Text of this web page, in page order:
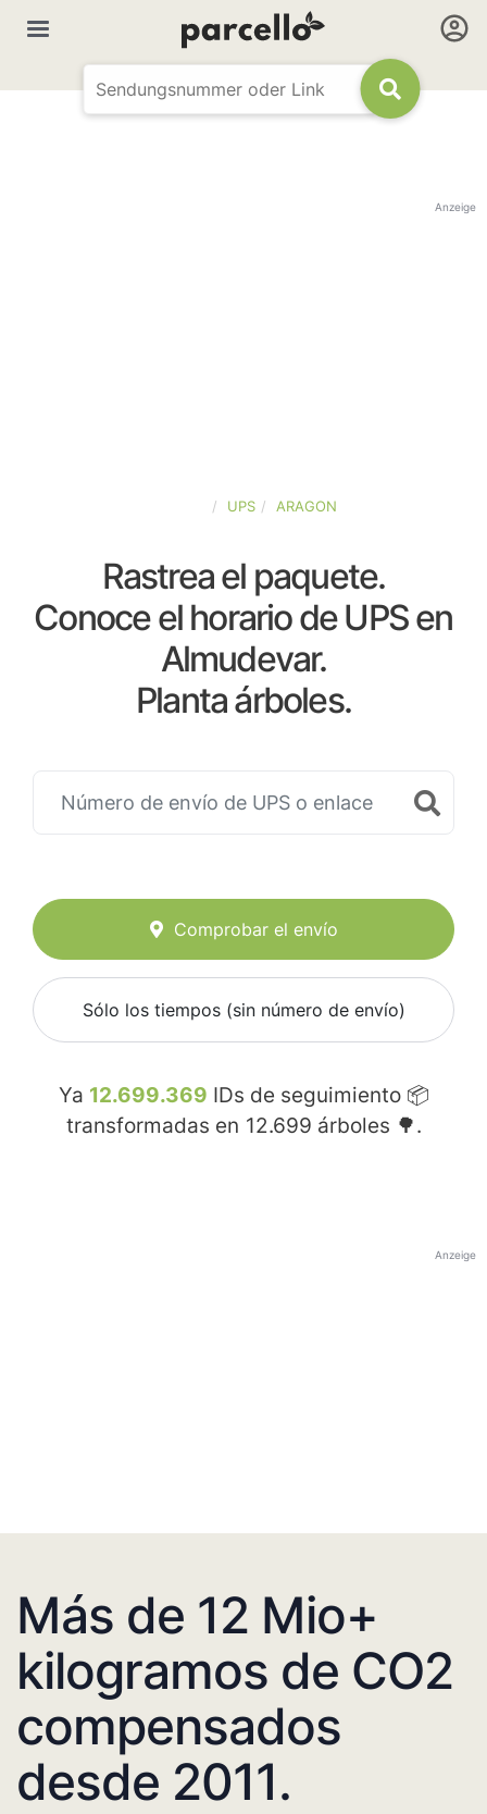
Anzeige
UPS ARAGON
Rastrea el paquete.
Conoce el horario de UPS en
Almudevar.
Planta árboles.
Comprobar el envío
Sólo los tiempos (sin número de envío)
Ya 12.699.369 IDs de seguimiento 📦
transformadas en 12.699 árboles 🌳.
Anzeige
Más de 12 Mio+
kilogramos de CO2
compensados
desde 2011.